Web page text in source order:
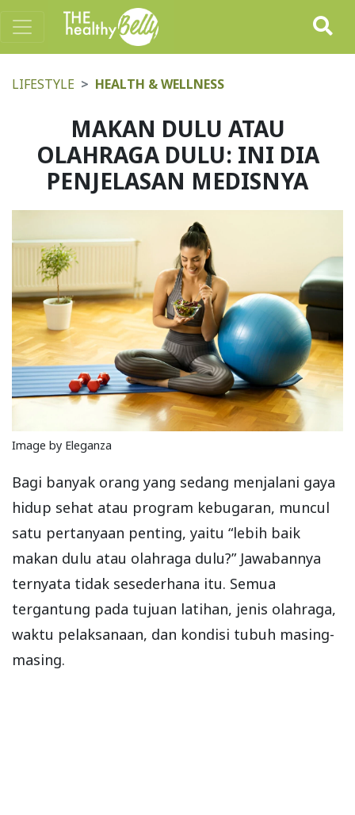
LIFESTYLE HEALTH & WELLNESS
MAKAN DULU ATAU
OLAHRAGA DULU: INI DIA
PENJELASAN MEDISNYA
Image by Eleganza
Bagi banyak orang yang sedang menjalani gaya
hidup sehat atau program kebugaran, muncul
satu pertanyaan penting, yaitu “lebih baik
makan dulu atau olahraga dulu?” Jawabannya
ternyata tidak sesederhana itu. Semua
tergantung pada tujuan latihan, jenis olahraga,
waktu pelaksanaan, dan kondisi tubuh masing-
masing.